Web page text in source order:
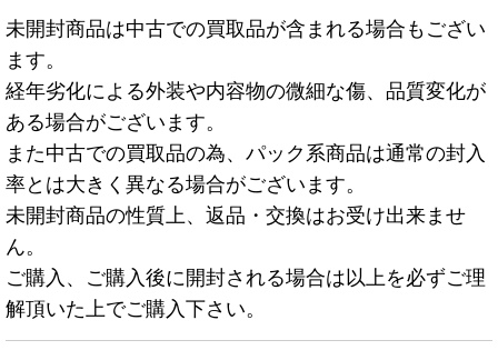
未開封商品は中古での買取品が含まれる場合もござい
ます。
経年劣化による外装や内容物の微細な傷、品質変化が
ある場合がございます。
また中古での買取品の為、パック系商品は通常の封入
率とは大きく異なる場合がございます。
未開封商品の性質上、返品・交換はお受け出来ませ
ん。
ご購入、ご購入後に開封される場合は以上を必ずご理
解頂いた上でご購入下さい。